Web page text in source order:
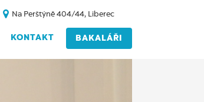
KONTAKT BAKALÁŘI
Na Perštýně 404/44, Liberec